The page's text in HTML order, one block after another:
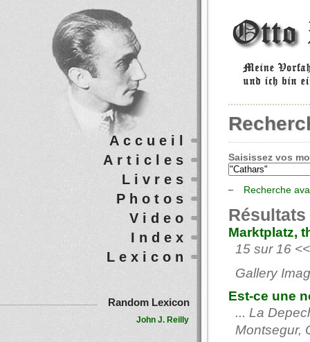
Saisissez vos
Recherche
Marktplatz,
15 sur 16
Gallery
Est-ce une
... La
Montsegur,
Accueil
Articles
Livres
Photos
Video
Index
Lexicon
Random Lexicon
John J. Reilly